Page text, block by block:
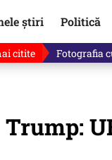
știri Politică
citite Lucruri
Trump: